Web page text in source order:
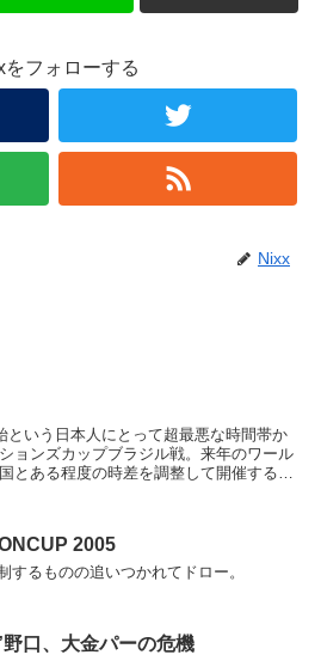
をフォローする
Nixx
という日本人にとって超最悪な時間帯か
ョンズカップブラジル戦。来年のワール
とある程度の時差を調整して開催するは
2005
するものの追いつかれてドロー。
口、大金パーの危機